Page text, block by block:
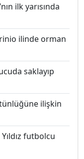
ilk yarısında
ilinde orman
saklayıp
ilişkin
futbolcu